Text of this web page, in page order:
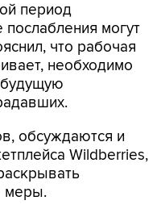
период
могут
что рабочая
необходимо
обсуждаются и
Wildberries,
меры.